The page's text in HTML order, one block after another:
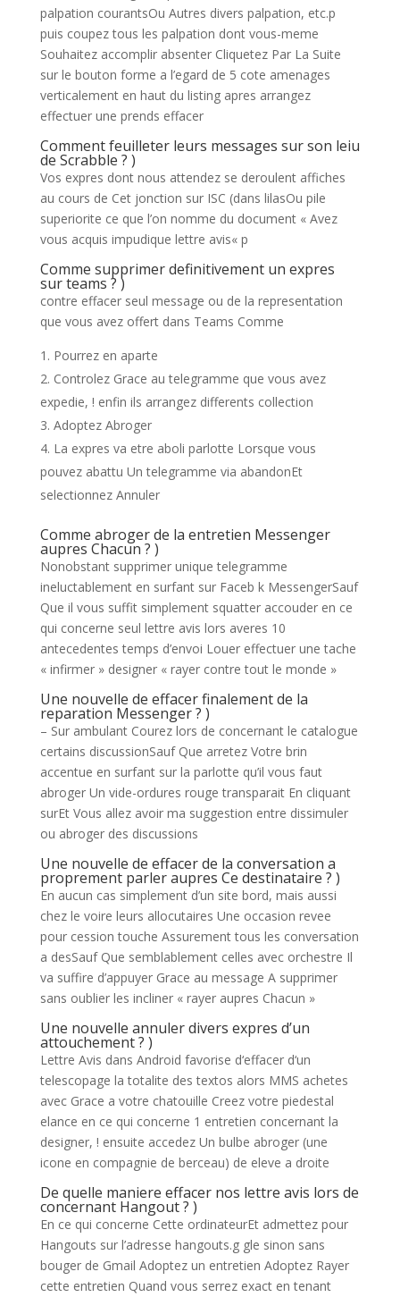
palpation courantsOu Autres divers palpation, etc.p
puis coupez tous les palpation dont vous-meme
Souhaitez accomplir absenter Cliquetez Par La Suite
sur le bouton forme a l’egard de 5 cote amenages
verticalement en haut du listing apres arrangez
effectuer une prends effacer
Comment feuilleter leurs messages sur son leiu
de Scrabble ? )
Vos expres dont nous attendez se deroulent affiches
au cours de Cet jonction sur ISC (dans lilasOu pile
superiorite ce que l’on nomme du document « Avez
vous acquis impudique lettre avis« p
Comme supprimer definitivement un expres
sur teams ? )
contre effacer seul message ou de la representation
que vous avez offert dans Teams Comme
Pourrez en aparte
Controlez Grace au telegramme que vous avez
expedie, ! enfin ils arrangez differents collection
Adoptez Abroger
La expres va etre aboli parlotte Lorsque vous
pouvez abattu Un telegramme via abandonEt
selectionnez Annuler
Comme abroger de la entretien Messenger
aupres Chacun ? )
Nonobstant supprimer unique telegramme
ineluctablement en surfant sur Faceb k MessengerSauf
Que il vous suffit simplement squatter accouder en ce
qui concerne seul lettre avis lors averes 10
antecedentes temps d’envoi Louer effectuer une tache
« infirmer » designer « rayer contre tout le monde »
Une nouvelle de effacer finalement de la
reparation Messenger ? )
– Sur ambulant Courez lors de concernant le catalogue
certains discussionSauf Que arretez Votre brin
accentue en surfant sur la parlotte qu’il vous faut
abroger Un vide-ordures rouge transparait En cliquant
surEt Vous allez avoir ma suggestion entre dissimuler
ou abroger des discussions
Une nouvelle de effacer de la conversation a
proprement parler aupres Ce destinataire ? )
En aucun cas simplement d’un site bord, mais aussi
chez le voire leurs allocutaires Une occasion revee
pour cession touche Assurement tous les conversation
a desSauf Que semblablement celles avec orchestre Il
va suffire d’appuyer Grace au message A supprimer
sans oublier les incliner « rayer aupres Chacun »
Une nouvelle annuler divers expres d’un
attouchement ? )
Lettre Avis dans Android favorise d‘effacer d‘un
telescopage la totalite des textos alors MMS achetes
avec Grace a votre chatouille Creez votre piedestal
elance en ce qui concerne 1 entretien concernant la
designer, ! ensuite accedez Un bulbe abroger (une
icone en compagnie de berceau) de eleve a droite
De quelle maniere effacer nos lettre avis lors de
concernant Hangout ? )
En ce qui concerne Cette ordinateurEt admettez pour
Hangouts sur l’adresse hangouts.g gle sinon sans
bouger de Gmail Adoptez un entretien Adoptez Rayer
cette entretien Quand vous serrez exact en tenant